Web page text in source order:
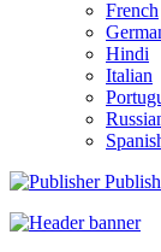
French
Hindi
Italian